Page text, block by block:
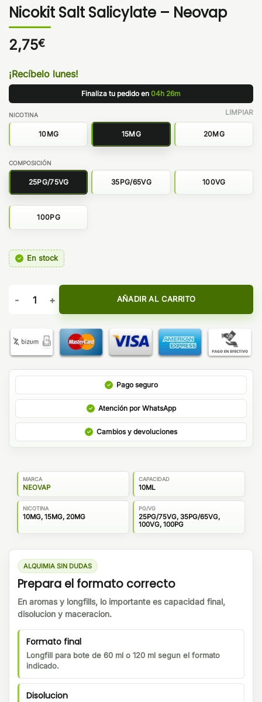
Nicokit Salt Salicylate – Neovap
2,75€
¡Recíbelo lunes!
Finaliza tu pedido en 04h 26m
NICOTINA
10MG 15MG 20MG
COMPOSICIÓN
25PG/75VG 35PG/65VG 100VG
100PG
LIMPIAR
En stock
Nicokit Salt Salicylate - Neovap cantidad
AÑADIR AL CARRITO
Pago seguro
Atención por WhatsApp
Cambios y devoluciones
MARCA
NEOVAP
CAPACIDAD
10ML
NICOTINA
10MG, 15MG, 20MG
PG/VG
25PG/75VG, 35PG/65VG,
100VG, 100PG
ALQUIMIA SIN DUDAS
Prepara el formato correcto
En aromas y longfills, lo importante es capacidad final,
disolucion y maceracion.
Formato final
Longfill para bote de 60 ml o 120 ml segun el formato
indicado.
Disolucion